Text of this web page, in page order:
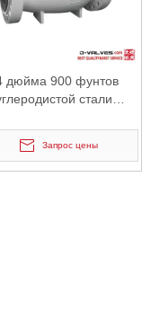
электрических
дюйма 900 фунтов
стали
контрольного
проточного потока
Запрос цены